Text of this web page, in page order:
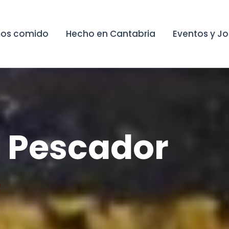
comido Hecho en Cantabria Eventos y
Pescador